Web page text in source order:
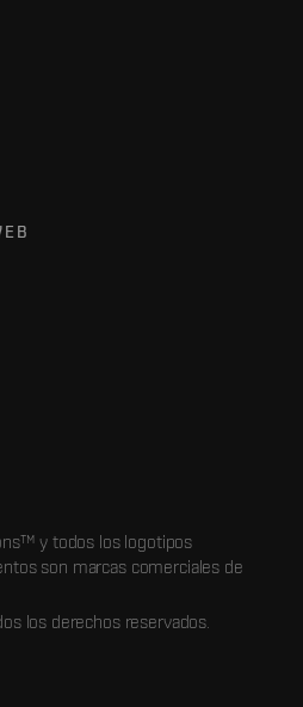
y todos los logotipos
son marcas comerciales de
los derechos reservados.